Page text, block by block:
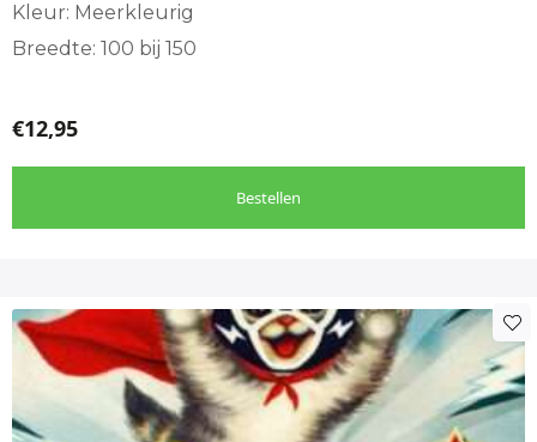
Kleur: Meerkleurig
Breedte: 100 bij 150
€12,95
Bestellen